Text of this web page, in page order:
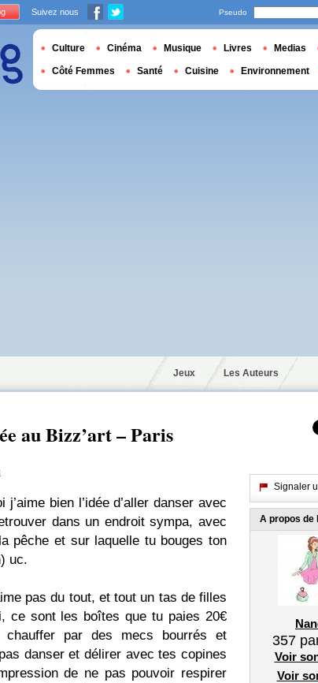
Jeux Les Auteurs
au Bizz’art – Paris
bien l’idée d’aller danser avec
dans un endroit sympa, avec
pêche et sur laquelle tu bouges ton
uc.
pas du tout, et tout un tas de filles
ce sont les boîtes que tu paies 20€
par des mecs bourrés et
danser et délirer avec tes copines
de ne pas pouvoir respirer
Signaler
A propos de
357
Voir
Voir
Suivez nous Pseudo
Culture Cinéma Musique Livres Medias
Côté Femmes Santé Cuisine Environnement